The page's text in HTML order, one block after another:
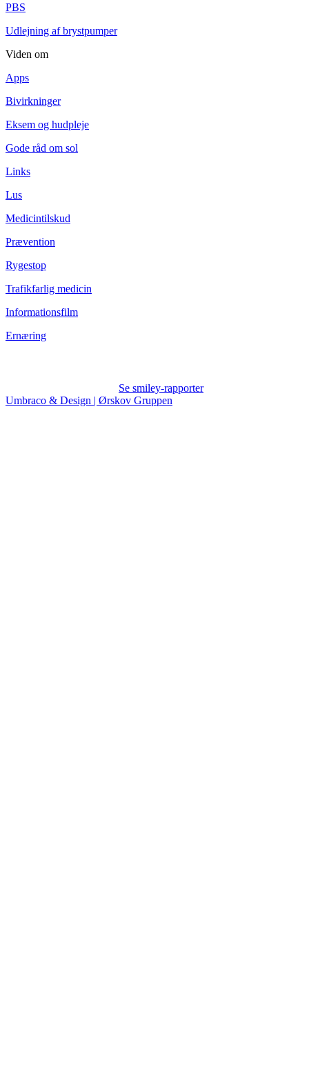
PBS
Udlejning af brystpumper
Viden om
Apps
Bivirkninger
Eksem og hudpleje
Gode råd om sol
Links
Lus
Medicintilskud
Prævention
Rygestop
Trafikfarlig medicin
Informationsfilm
Ernæring
Se smiley-rapporter
Umbraco & Design | Ørskov Gruppen